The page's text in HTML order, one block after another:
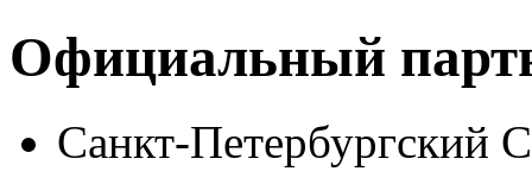
Официальный
Санкт-Петербургский